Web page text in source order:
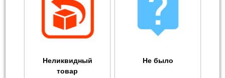
Неликвидный
товар
Не было